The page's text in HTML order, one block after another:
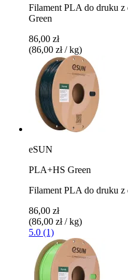
Filament PLA do druku
Green
86,00 zł
(86,00 zł / kg)
eSUN
PLA+HS Green
Filament PLA do druku z
86,00 zł
(86,00 zł / kg)
5.0 (1)